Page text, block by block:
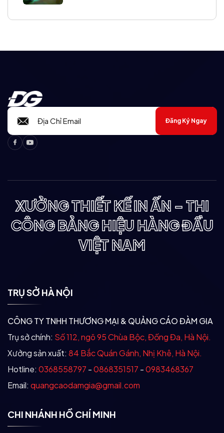
Đăng Ký Ngay
Facebook
Youtube
XƯỞNG THIẾT KẾ IN ẤN - THI
CÔNG BẢNG HIỆU HÀNG ĐẦU
VIỆT NAM
TRỤ SỞ HÀ NỘI
CÔNG TY TNHH THƯƠNG MẠI & QUẢNG CÁO ĐÀM GIA
Trụ sở chính: Số 112, ngõ 95 Chùa Bộc, Đống Đa, Hà Nội.
Xưởng sản xuất: 84 Bắc Quán Gánh, Nhị Khê, Hà Nội.
Hotline: 0368558797 -0868351517 -0983468367
Email: quangcaodamgia@gmail.com
CHI NHÁNH HỒ CHÍ MINH